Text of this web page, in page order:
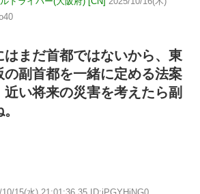
はまだ首都ではないから、東
の副首都を一緒に定める法案
い将来の災害を考えたら副